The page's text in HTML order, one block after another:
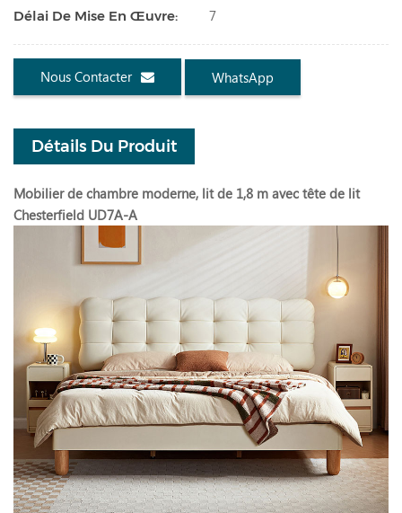
Délai De Mise En Œuvre: 7
Nous Contacter WhatsApp
Détails Du Produit
Mobilier de chambre moderne, lit de 1,8 m avec tête de lit
Chesterfield UD7A-A